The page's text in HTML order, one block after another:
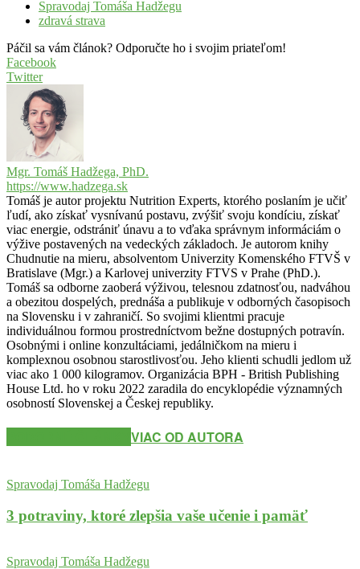
Spravodaj Tomáša Hadžegu
zdravá strava
Páčil sa vám článok? Odporučte ho i svojim priateľom!
Facebook
Twitter
Mgr. Tomáš Hadžega, PhD.
https://www.hadzega.sk
Tomáš je autor projektu Nutrition Experts, ktorého poslaním je učiť
ľudí, ako získať vysnívanú postavu, zvýšiť svoju kondíciu, získať
viac energie, odstrániť únavu a to vďaka správnym informáciám o
výžive postavených na vedeckých základoch. Je autorom knihy
Chudnutie na mieru, absolventom Univerzity Komenského FTVŠ v
Bratislave (Mgr.) a Karlovej univerzity FTVS v Prahe (PhD.).
Tomáš sa odborne zaoberá výživou, telesnou zdatnosťou, nadváhou
a obezitou dospelých, prednáša a publikuje v odborných časopisoch
na Slovensku i v zahraničí. So svojimi klientmi pracuje
individuálnou formou prostredníctvom bežne dostupných potravín.
Osobnými i online konzultáciami, jedálničkom na mieru i
komplexnou osobnou starostlivosťou. Jeho klienti schudli jedlom už
viac ako 1 000 kilogramov. Organizácia BPH - British Publishing
House Ltd. ho v roku 2022 zaradila do encyklopédie významných
osobností Slovenskej a Českej republiky.
VIAC OD AUTORA
Spravodaj Tomáša Hadžegu
3 potraviny, ktoré zlepšia vaše učenie i pamäť
Spravodaj Tomáša Hadžegu